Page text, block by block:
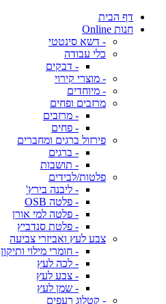
דף הבית
חנות Online
- דשא סינטטי
כלי עבודה
- דבקים
- מוצרי קירוי
- מיוחדים
מרזבים ופחים
- מרזבים
- פחים
פירזול ברגים ומחברים
- ברגים
- תושבות
פלטות/לבידים
- ליבנה בירץ'
- פלטה OSB
- פלטה למי אורן
- פלטת סנדביץ
צבע לעץ ואביזרי צביעה
- חומרי מילוי ותיקון
- לכה לעץ
- צבע לעץ
- שמן לעץ
- קטלוג רעפים